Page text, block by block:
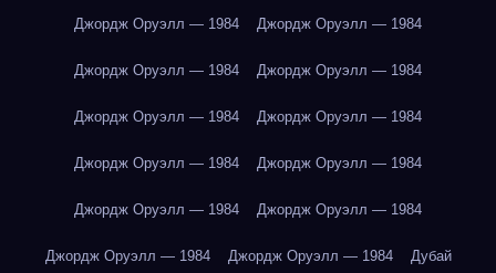
Джордж Оруэлл — 1984 Джордж Оруэлл — 1984
Джордж Оруэлл — 1984 Джордж Оруэлл — 1984
Джордж Оруэлл — 1984 Джордж Оруэлл — 1984
Джордж Оруэлл — 1984 Джордж Оруэлл — 1984
Джордж Оруэлл — 1984 Джордж Оруэлл — 1984
Джордж Оруэлл — 1984 Джордж Оруэлл — 1984 Дубай